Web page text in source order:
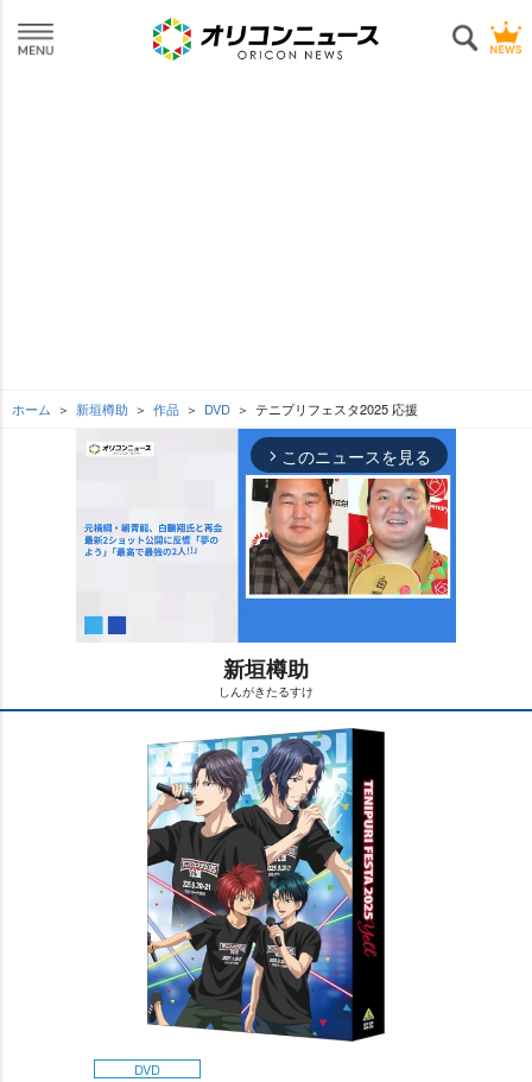
ホーム 新垣樽助 作品 DVD テニプリフェスタ2025 応援
arrow_forward_ios このニュースを見る
M
u
新垣樽助
しんがきたるすけ
DVD